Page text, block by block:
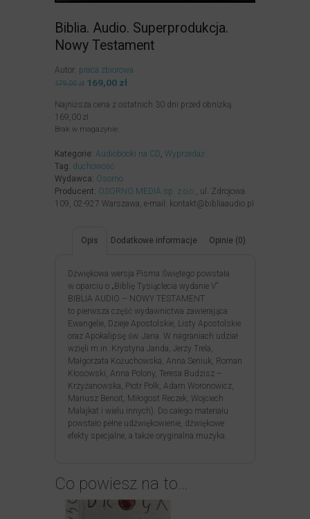
Biblia. Audio. Superprodukcja.
Nowy Testament
Autor: praca zbiorowa
179,00zł Pierwotna
wynosiła:
179,00zł.
169,00 złAktualna
wynosi:
Najniższa cena z ostatnich 30 dni przed obniżką:
169,00 zł
Brak w magazynie
Kategorie: Audiobooki na CD, Wyprzedaż
Tag: duchowość
Wydawca: Osorno
Producent: OSORNO MEDIA sp. z o.o., ul. Zdrojowa
109, 02-927 Warszawa, e-mail: kontakt@bibliaaudio.pl
Opis Dodatkowe informacje Opinie (0)
Dźwiękowa wersja Pisma Świętego powstała
w oparciu o „Biblię Tysiąclecia wydanie V”.
BIBLIA AUDIO – NOWY TESTAMENT
to pierwsza część wydawnictwa zawierająca
Ewangelie, Dzieje Apostolskie, Listy Apostolskie
oraz Apokalipsę św. Jana. W nagraniach udział
wzięli m.in.:Krystyna Janda, Jerzy Trela,
Małgorzata Kożuchowska, Anna Seniuk, Roman
Kłosowski, Anna Polony, Teresa Budzisz –
Krzyżanowska, Piotr Polk, Adam Woronowicz,
Mariusz Benoit, Miłogost Reczek, Wojciech
Malajkat i wielu innych). Do całego materiału
powstało pełne udźwiękowienie, dźwiękowe
efekty specjalne, a także oryginalna muzyka.
Co powiesz na to…